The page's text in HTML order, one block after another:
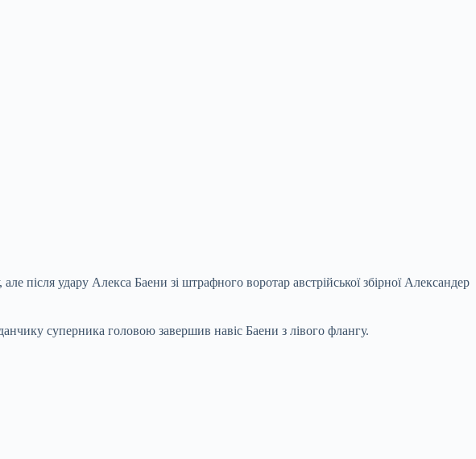
після удару Алекса Баени зі штрафного воротар австрійської збірної Александер
суперника головою завершив навіс Баени з лівого флангу.